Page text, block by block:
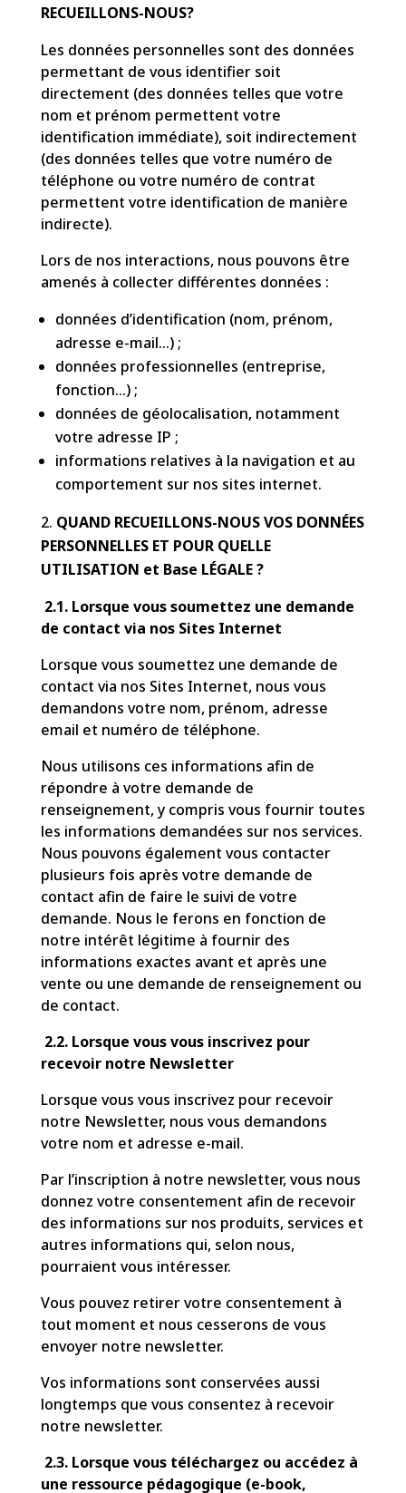
RECUEILLONS-NOUS?
Les données personnelles sont des données
permettant de vous identifier soit
directement (des données telles que votre
nom et prénom permettent votre
identification immédiate), soit indirectement
(des données telles que votre numéro de
téléphone ou votre numéro de contrat
permettent votre identification de manière
indirecte).
Lors de nos interactions, nous pouvons être
amenés à collecter différentes données :
données d’identification (nom, prénom,
adresse e-mail…) ;
données professionnelles (entreprise,
fonction…) ;
données de géolocalisation, notamment
votre adresse IP ;
informations relatives à la navigation et au
comportement sur nos sites internet.
QUAND RECUEILLONS-NOUS VOS DONNÉES
PERSONNELLES ET POUR QUELLE
UTILISATION et Base LÉGALE ?
2.1. Lorsque vous soumettez une demande
de contact via nos Sites Internet
Lorsque vous soumettez une demande de
contact via nos Sites Internet, nous vous
demandons votre nom, prénom, adresse
email et numéro de téléphone.
Nous utilisons ces informations afin de
répondre à votre demande de
renseignement, y compris vous fournir toutes
les informations demandées sur nos services.
Nous pouvons également vous contacter
plusieurs fois après votre demande de
contact afin de faire le suivi de votre
demande. Nous le ferons en fonction de
notre intérêt légitime à fournir des
informations exactes avant et après une
vente ou une demande de renseignement ou
de contact.
2.2. Lorsque vous vous inscrivez pour
recevoir notre Newsletter
Lorsque vous vous inscrivez pour recevoir
notre Newsletter, nous vous demandons
votre nom et adresse e-mail.
Par l’inscription à notre newsletter, vous nous
donnez votre consentement afin de recevoir
des informations sur nos produits, services et
autres informations qui, selon nous,
pourraient vous intéresser.
Vous pouvez retirer votre consentement à
tout moment et nous cesserons de vous
envoyer notre newsletter.
Vos informations sont conservées aussi
longtemps que vous consentez à recevoir
notre newsletter.
2.3. Lorsque vous téléchargez ou accédez à
une ressource pédagogique (e-book,